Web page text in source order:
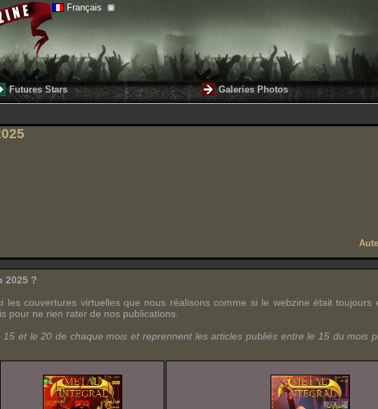
Français
Futures Stars Galeries Photos
2025 ?
les couvertures virtuelles que nous réalisons comme si le webzine était toujours
pour ne rien rater de nos publications.
et le 20 de chaque mois et reprennent les articles publiés entre le 15 du mois